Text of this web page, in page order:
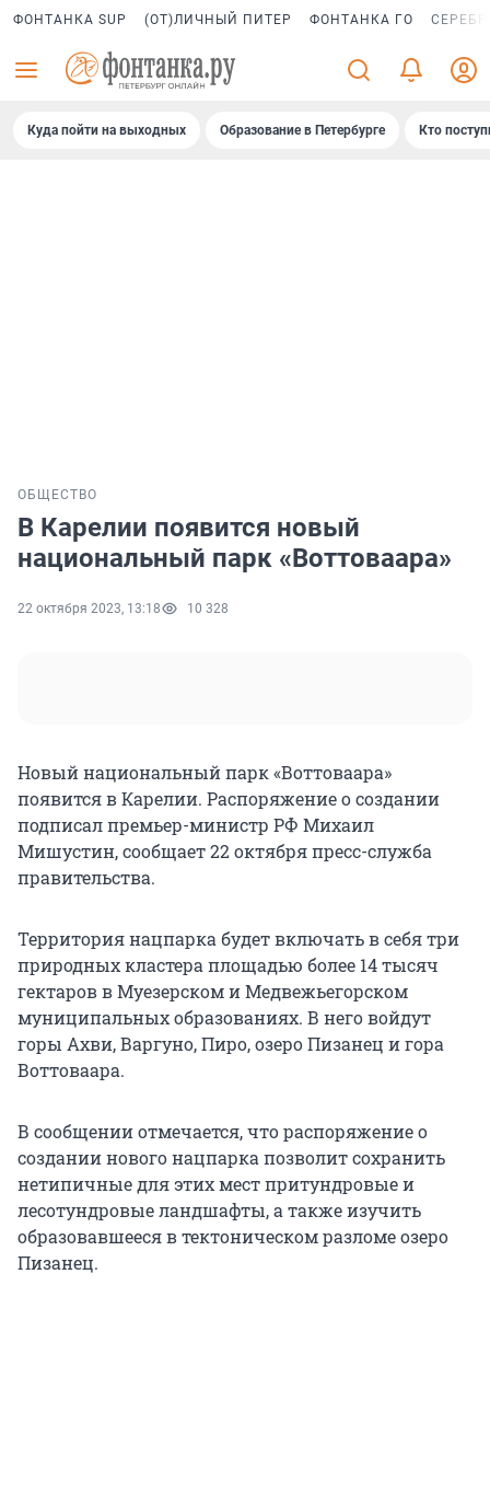
ФОНТАНКА SUP (ОТ)ЛИЧНЫЙ ПИТЕР ФОНТАНКА ГО
Куда пойти на выходных Образование в Петербурге Кто
ОБЩЕСТВО
В Карелии появится новый
национальный парк «Воттоваара»
22 октября 2023, 13:18 10 328
Новый национальный парк «Воттоваара»
появится в Карелии. Распоряжение о создании
подписал премьер-министр РФ Михаил
Мишустин, сообщает 22 октября пресс-служба
правительства.
Территория нацпарка будет включать в себя три
природных кластера площадью более 14 тысяч
гектаров в Муезерском и Медвежьегорском
муниципальных образованиях. В него войдут
горы Ахви, Варгуно, Пиро, озеро Пизанец и гора
Воттоваара.
В сообщении отмечается, что распоряжение о
создании нового нацпарка позволит сохранить
нетипичные для этих мест притундровые и
лесотундровые ландшафты, а также изучить
образовавшееся в тектоническом разломе озеро
Пизанец.